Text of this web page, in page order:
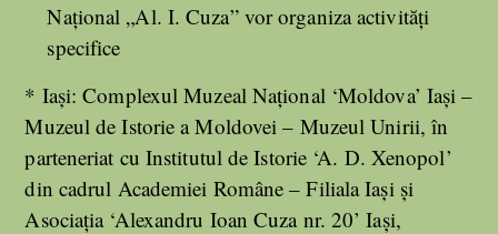
Național „Al. I. Cuza” vor organiza activități
specifice
* Iaşi: Complexul Muzeal Naţional ‘Moldova’ Iaşi –
Muzeul de Istorie a Moldovei – Muzeul Unirii, în
parteneriat cu Institutul de Istorie ‘A. D. Xenopol’
din cadrul Academiei Române – Filiala Iaşi şi
Asociaţia ‘Alexandru Ioan Cuza nr. 20’ Iaşi,